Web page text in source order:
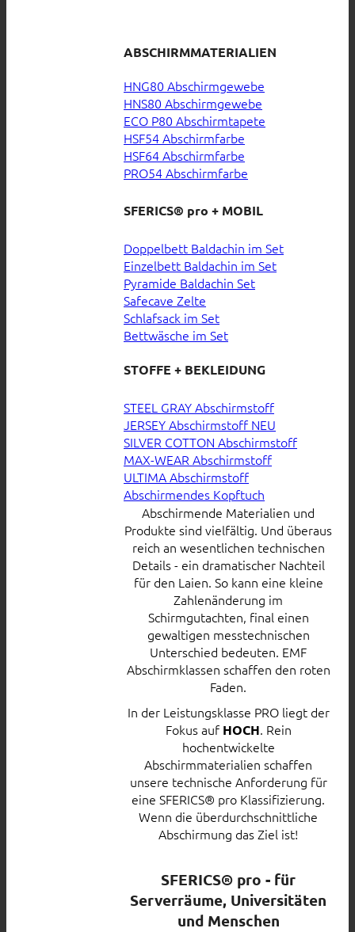
ABSCHIRMMATERIALIEN
HNG80 Abschirmgewebe
HNS80 Abschirmgewebe
ECO P80 Abschirmtapete
HSF54 Abschirmfarbe
HSF64 Abschirmfarbe
PRO54 Abschirmfarbe
SFERICS® pro + MOBIL
Doppelbett Baldachin im Set
Einzelbett Baldachin im Set
Pyramide Baldachin Set
Safecave Zelte
Schlafsack im Set
Bettwäsche im Set
STOFFE + BEKLEIDUNG
STEEL GRAY Abschirmstoff
JERSEY Abschirmstoff
SILVER COTTON Abschirmstoff
MAX-WEAR Abschirmstoff
ULTIMA Abschirmstoff
Abschirmendes Kopftuch
Abschirmende Materialien und
Produkte sind vielfältig. Und überaus
reich an wesentlichen technischen
Details - ein dramatischer Nachteil
für den Laien. So kann eine kleine
Zahlenänderung im
Schirmgutachten, final einen
gewaltigen messtechnischen
Unterschied bedeuten. EMF
Abschirmklassen schaffen den roten
Faden.
In der Leistungsklasse PRO liegt der
Fokus auf HOCH. Rein
hochentwickelte
Abschirmmaterialien schaffen
unsere technische Anforderung für
eine SFERICS® pro Klassifizierung.
Wenn die überdurchschnittliche
Abschirmung das Ziel ist!
SFERICS® pro - für
Serverräume, Universitäten
und Menschen